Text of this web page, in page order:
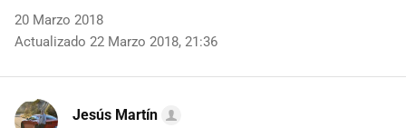
20 Marzo 2018
Actualizado 22 Marzo 2018, 21:36
Jesús Martín